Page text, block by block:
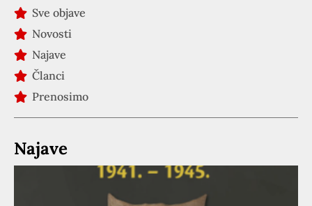
Sve objave
Novosti
Najave
Članci
Prenosimo
Najave